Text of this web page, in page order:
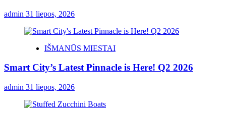
admin 31 liepos, 2026
IŠMANŪS MIESTAI
Smart City’s Latest Pinnacle is Here! Q2 2026
admin 31 liepos, 2026